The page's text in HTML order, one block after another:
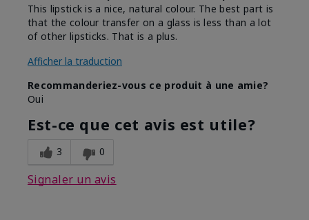
This lipstick is a nice, natural colour. The best part is
that the colour transfer on a glass is less than a lot
of other lipsticks. That is a plus.
Afficher la traduction
Recommanderiez-vous ce produit à une amie?
Oui
Est-ce que cet avis est utile?
3 0
Signaler un avis